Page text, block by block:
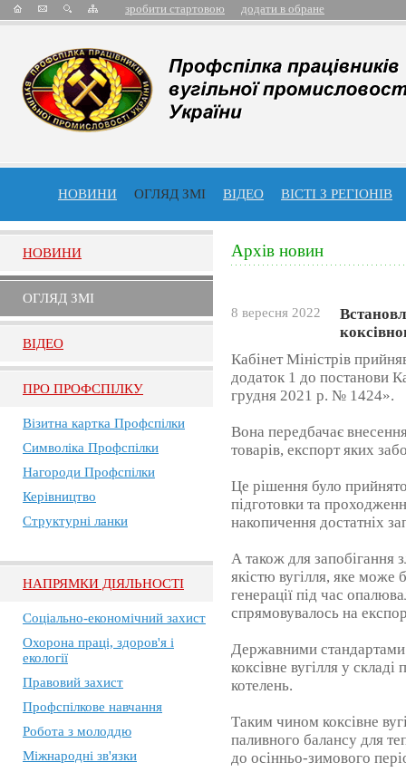
зробити стартовою додати в обране
НОВИНИ ОГЛЯД ЗМІ ВІДЕО ВІСТІ З РЕГІОНІВ
НОВИНИ
ОГЛЯД ЗМI
ВIДЕО
ПРО ПРОФСПIЛКУ
Візитна картка Профспілки
Символіка Профспілки
Нагороди Профспілки
Керівництво
Структурні ланки
НАПРЯМКИ ДІЯЛЬНОСТІ
Соціально-економічний захист
Охорона праці, здоров'я і
екології
Правовий захист
Профспілкове навчання
Робота з молоддю
Міжнародні зв'язки
Архів новин
8 вересня 2022
Кабінет Міністрів
додаток 1 до постанови
грудня 2021 р. № 1424».
Вона передбачає
товарів, експорт яких
Це рішення було
підготовки та
накопичення достатніх
А також для запобігання
якістю вугілля, яке може
генерації під час
спрямовувалось на
Державними стандартами
коксівне вугілля у
котелень.
Таким чином коксівне
паливного балансу для
до осінньо-зимового